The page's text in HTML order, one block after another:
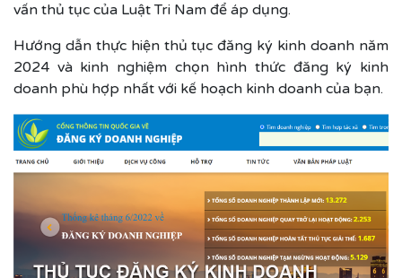
vấn thủ tục của Luật Tri Nam để áp dụng.
Hướng dẫn thực hiện thủ tục đăng ký kinh doanh năm
2024 và kinh nghiệm chọn hình thức đăng ký kinh
doanh phù hợp nhất với kế hoạch kinh doanh của bạn.